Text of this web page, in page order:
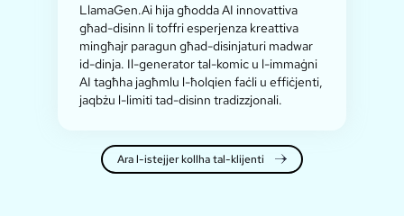
LlamaGen.Ai hija għodda AI innovattiva
għad-disinn li toffri esperjenza kreattiva
mingħajr paragun għad-disinjaturi madwar
id-dinja. Il-generator tal-komic u l-immaġni
AI tagħha jagħmlu l-ħolqien faċli u effiċjenti,
jaqbżu l-limiti tad-disinn tradizzjonali.
Ara l-istejjer kollha tal-klijenti